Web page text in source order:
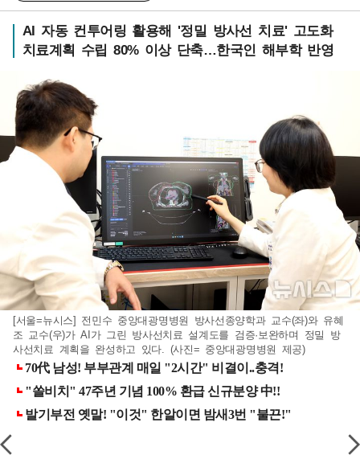
AI 자동 컨투어링 활용해 '정밀 방사선 치료' 고도화
치료계획 수립 80% 이상 단축…한국인 해부학 반영
[서울=뉴시스] 전민수 중앙대광명병원 방사선종양학과 교수(좌)와 유혜
조 교수(우)가 AI가 그린 방사선치료 설계도를 검증·보완하며 정밀 방
사선치료 계획을 완성하고 있다. (사진= 중앙대광명병원 제공)